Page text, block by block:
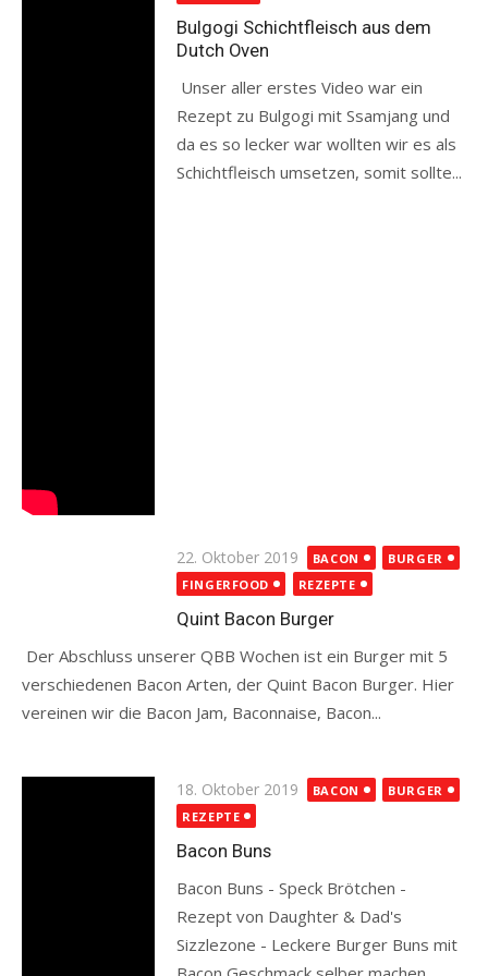
Bulgogi Schichtfleisch aus dem
Dutch Oven
Unser aller erstes Video war ein
Rezept zu Bulgogi mit Ssamjang und
da es so lecker war wollten wir es als
Schichtfleisch umsetzen, somit sollte...
Posted
on
22. Oktober 2019 BACON
BURGER
FINGERFOOD
REZEPTE
Quint Bacon Burger
Der Abschluss unserer QBB Wochen ist ein Burger mit 5
verschiedenen Bacon Arten, der Quint Bacon Burger. Hier
vereinen wir die Bacon Jam, Baconnaise, Bacon...
Posted
on
18. Oktober 2019 BACON
BURGER
REZEPTE
Bacon Buns
Bacon Buns - Speck Brötchen -
Rezept von Daughter & Dad's
Sizzlezone - Leckere Burger Buns mit